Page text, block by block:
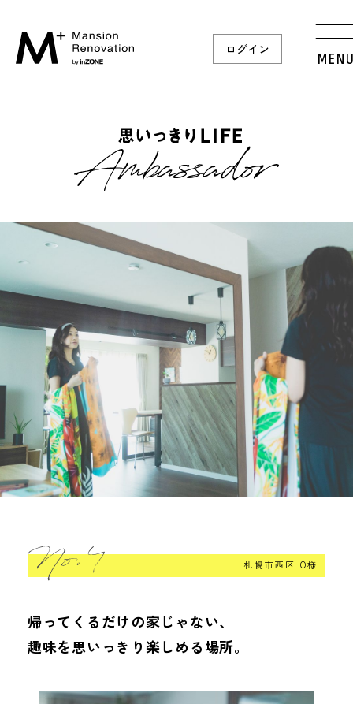
ログイン
札幌市西区 O様
帰ってくるだけの家じゃない、
趣味を思いっきり楽しめる場所。